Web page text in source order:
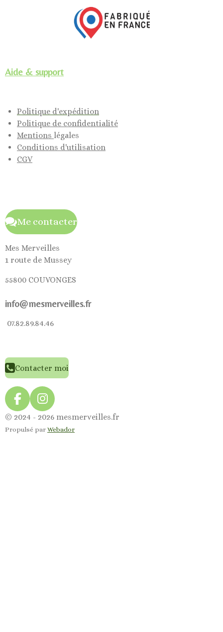
Aide & support
Politique d'expédition
Politique de confidentialité
Mentions légales
Conditions d'utilisation
CGV
Me contacter
Mes Merveilles
1 route de Mussey
55800 COUVONGES
info@mesmerveilles.fr
07.82.89.84.46
Contacter moi
F
a
c
I
n
s
© 2024 - 2026 mesmerveilles.fr
Propulsé par Webador